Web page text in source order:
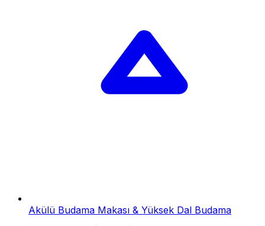
Akülü Budama Makası & Yüksek Dal Budama